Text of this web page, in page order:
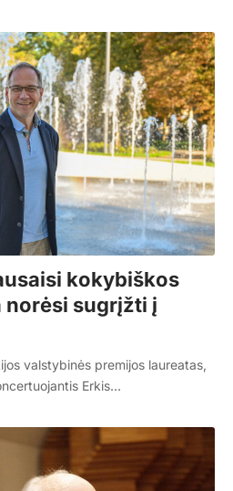
kokybiškos
norėsi sugrįžti į
valstybinės premijos laureatas,
Erkis…